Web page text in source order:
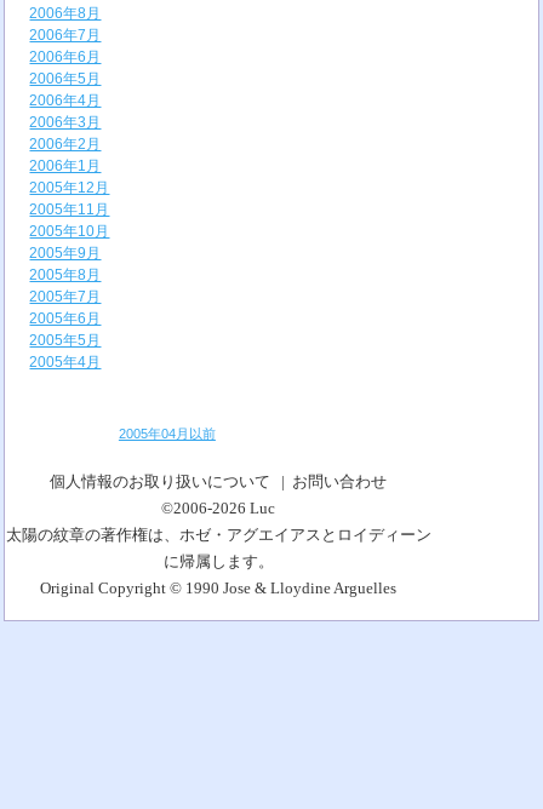
2006年8月
2006年7月
2006年6月
2006年5月
2006年4月
2006年3月
2006年2月
2006年1月
2005年12月
2005年11月
2005年10月
2005年9月
2005年8月
2005年7月
2005年6月
2005年5月
2005年4月
2005年04月以前
個人情報のお取り扱いについて
お問い合わせ
©2006-2026Luc
太陽の紋章の著作権は、ホゼ・アグエイアスとロイディーン
に帰属します。
Original Copyright © 1990 Jose & Lloydine Arguelles